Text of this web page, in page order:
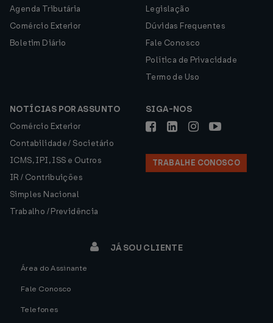
Agenda Tributária
Comércio Exterior
Boletim Diário
Legislação
Dúvidas Frequentes
Fale Conosco
Política de Privacidade
Termo de Uso
NOTÍCIAS POR ASSUNTO
Comércio Exterior
Contabilidade / Societário
ICMS, IPI, ISS e Outros
IR / Contribuições
Simples Nacional
Trabalho / Previdência
SIGA-NOS
TRABALHE CONOSCO
JÁ SOU CLIENTE
Área do Assinante
Fale Conosco
Telefones